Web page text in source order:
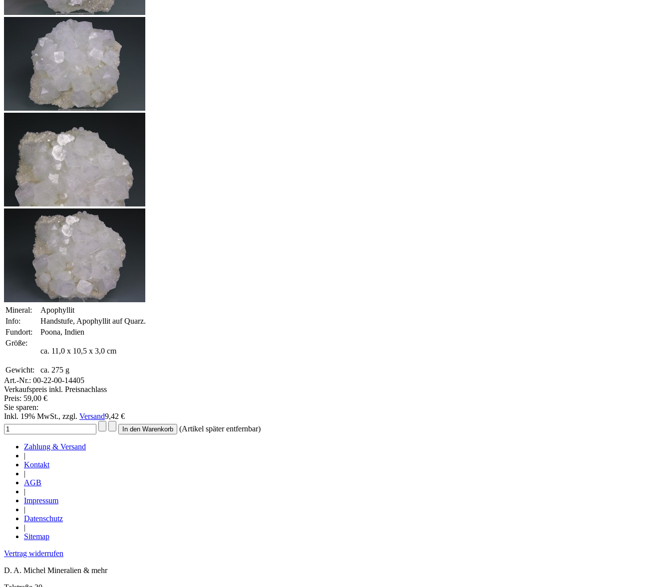
Mineral:
Apophyllit
Info:
Handstufe, Apophyllit auf Quarz.
Fundort:
Poona, Indien
Größe:
ca. 11,0 x 10,5 x 3,0 cm
Gewicht:
ca. 275 g
Art.-Nr.: 00-22-00-14405
Verkaufspreis inkl. Preisnachlass
Preis: 59,00 €
Sie sparen:
Inkl. 19% MwSt., zzgl. Versand9,42 €
(Artikel später entfernbar)
Zahlung & Versand
|
Kontakt
|
AGB
|
Impressum
|
Datenschutz
|
Sitemap
Vertrag widerrufen
D. A. Michel Mineralien & mehr